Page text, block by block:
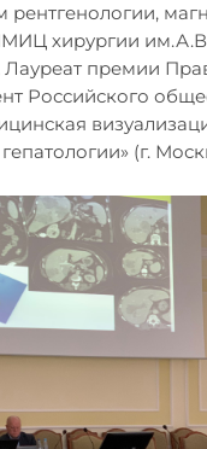
хирургии
премии
Российского
(г.